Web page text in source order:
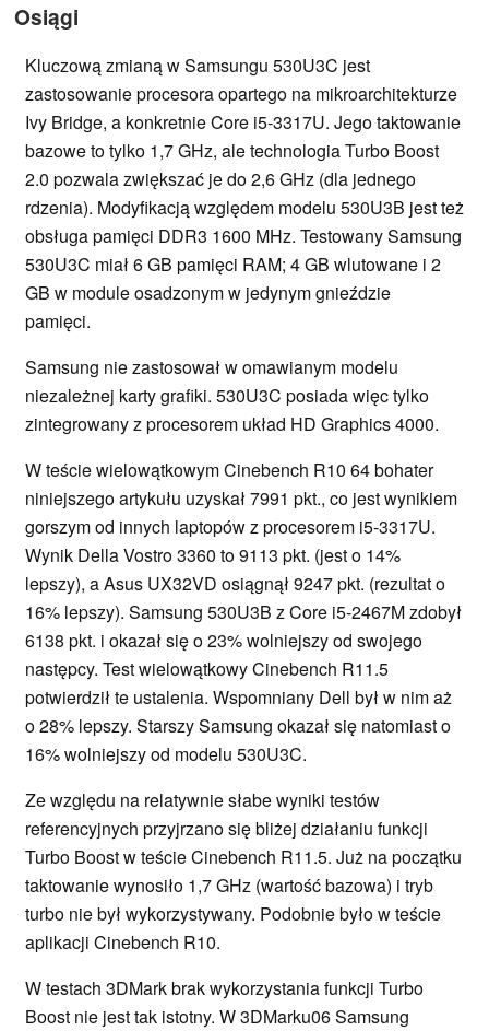
Osiągi
Kluczową zmianą w Samsungu 530U3C jest
zastosowanie procesora opartego na mikroarchitekturze
Ivy Bridge, a konkretnie Core i5-3317U. Jego taktowanie
bazowe to tylko 1,7 GHz, ale technologia Turbo Boost
2.0 pozwala zwiększać je do 2,6 GHz (dla jednego
rdzenia). Modyfikacją względem modelu 530U3B jest też
obsługa pamięci DDR3 1600 MHz. Testowany Samsung
530U3C miał 6 GB pamięci RAM; 4 GB wlutowane i 2
GB w module osadzonym w jedynym gnieździe
pamięci.
Samsung nie zastosował w omawianym modelu
niezależnej karty grafiki. 530U3C posiada więc tylko
zintegrowany z procesorem układ HD Graphics 4000.
W teście wielowątkowym Cinebench R10 64 bohater
niniejszego artykułu uzyskał 7991 pkt., co jest wynikiem
gorszym od innych laptopów z procesorem i5-3317U.
Wynik Della Vostro 3360 to 9113 pkt. (jest o 14%
lepszy), a Asus UX32VD osiągnął 9247 pkt. (rezultat o
16% lepszy). Samsung 530U3B z Core i5-2467M zdobył
6138 pkt. i okazał się o 23% wolniejszy od swojego
następcy. Test wielowątkowy Cinebench R11.5
potwierdził te ustalenia. Wspomniany Dell był w nim aż
o 28% lepszy. Starszy Samsung okazał się natomiast o
16% wolniejszy od modelu 530U3C.
Ze względu na relatywnie słabe wyniki testów
referencyjnych przyjrzano się bliżej działaniu funkcji
Turbo Boost w teście Cinebench R11.5. Już na początku
taktowanie wynosiło 1,7 GHz (wartość bazowa) i tryb
turbo nie był wykorzystywany. Podobnie było w teście
aplikacji Cinebench R10.
W testach 3DMark brak wykorzystania funkcji Turbo
Boost nie jest tak istotny. W 3DMarku06 Samsung